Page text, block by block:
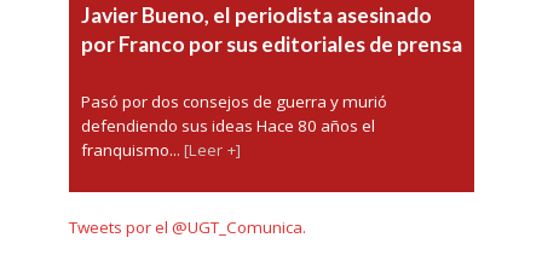
Javier Bueno, el periodista asesinado
por Franco por sus editoriales de prensa
Pasó por dos consejos de guerra y murió
defendiendo sus ideas Hace 80 años el
franquismo... [Leer +]
Tweets por el @UGT_Comunica.